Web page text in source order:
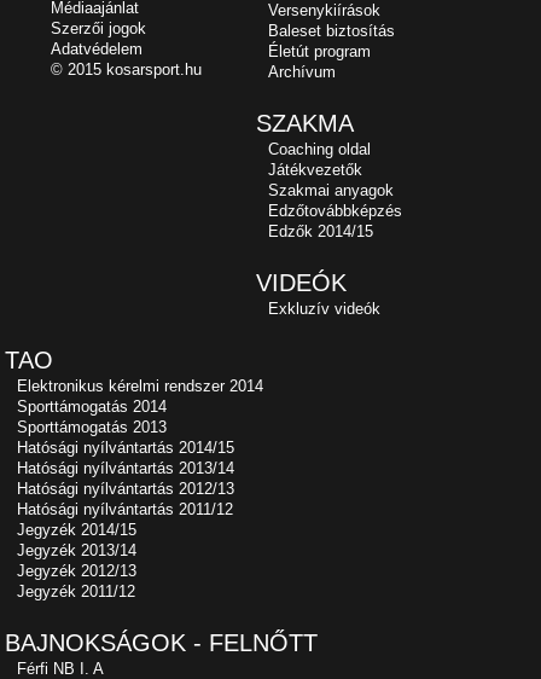
Versenykiírások
Baleset biztosítás
Életút program
Archívum
SZAKMA
Coaching oldal
Játékvezetők
Szakmai anyagok
Edzőtovábbképzés
Edzők 2014/15
VIDEÓK
Exkluzív videók
TAO
Elektronikus kérelmi rendszer 2014
Sporttámogatás 2014
Sporttámogatás 2013
Hatósági nyílvántartás 2014/15
Hatósági nyílvántartás 2013/14
Hatósági nyílvántartás 2012/13
Hatósági nyílvántartás 2011/12
Jegyzék 2014/15
Jegyzék 2013/14
Jegyzék 2012/13
Jegyzék 2011/12
BAJNOKSÁGOK - FELNŐTT
Férfi NB I. A
Médiaajánlat
Szerzői jogok
Adatvédelem
© 2015 kosarsport.hu